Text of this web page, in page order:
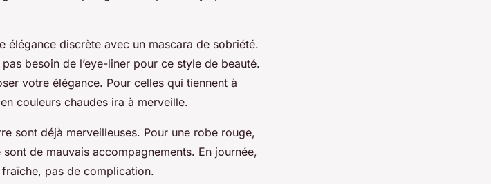
élégance discrète avec un mascara de sobriété.
besoin de l’eye-liner pour ce style de beauté.
votre élégance. Pour celles qui tiennent à
couleurs chaudes ira à merveille.
sont déjà merveilleuses. Pour une robe rouge,
de mauvais accompagnements. En journée,
pas de complication.